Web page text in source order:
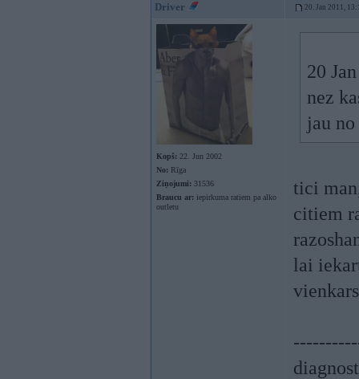
Driver 20. Jan 2011,
Kopš: 22. Jun 2002
No: Rīga
Ziņojumi: 31536
Braucu ar: iepirkuma ratiem pa alko
outletu
20
nez
jau
tici
citiem
lai